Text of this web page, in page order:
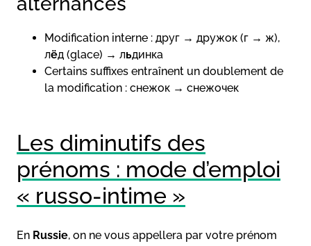
Modification interne : друг → дружок (г → ж),
лёд (glace) → льдинка
Certains suffixes entraînent un doublement de
la modification : снежок → снежочек
Les diminutifs des
prénoms : mode d’emploi
« russo-intime »
En Russie, on ne vous appellera par votre prénom